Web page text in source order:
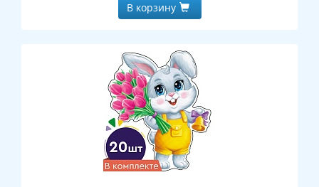
В корзину